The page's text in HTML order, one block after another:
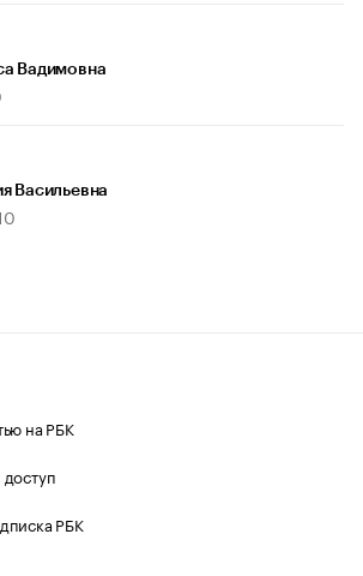
Вадимовна
Васильевна
на РБК
РБК